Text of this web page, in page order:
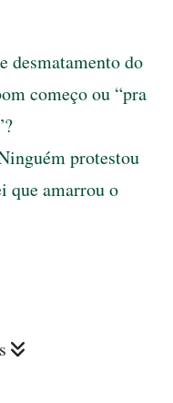
desmatamento do
começo ou “pra
protestou
que amarrou o